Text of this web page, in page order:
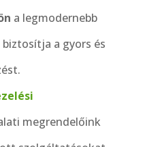
a legmodernebb
a gyors és
megrendelőink